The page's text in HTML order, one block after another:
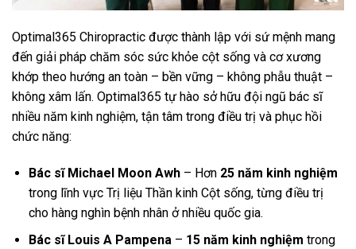
Optimal365 Chiropractic được thành lập với sứ mệnh mang
đến giải pháp chăm sóc sức khỏe cột sống và cơ xương
khớp theo hướng an toàn – bền vững – không phẫu thuật –
không xâm lấn. Optimal365 tự hào sở hữu đội ngũ bác sĩ
nhiều năm kinh nghiệm, tận tâm trong điều trị và phục hồi
chức năng:
Bác sĩ Michael Moon Awh– Hơn 25 năm kinh nghiệm
trong lĩnh vực Trị liệu Thần kinh Cột sống, từng điều trị
cho hàng nghìn bệnh nhân ở nhiều quốc gia.
Bác sĩ Louis A Pampena– 15 năm kinh nghiệm trong